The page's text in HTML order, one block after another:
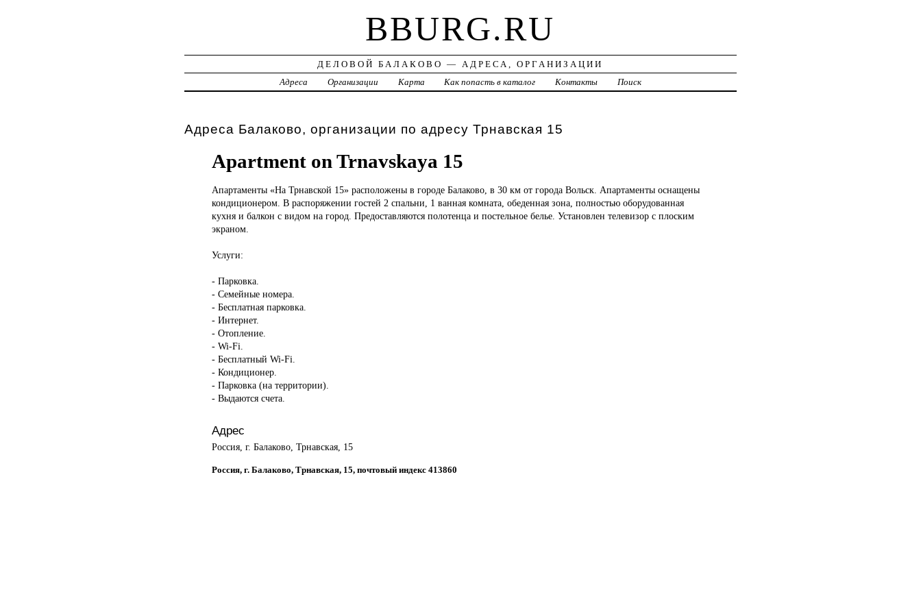
BBURG.RU
ДЕЛОВОЙ БАЛАКОВО — АДРЕСА, ОРГАНИЗАЦИИ
Адреса
Организации Карта Как попасть в каталог Контакты Поиск
Адреса Балаково, организации по адресу Трнавская 15
Apartment on Trnavskaya 15
Апартаменты «На Трнавской 15» расположены в городе Балаково, в 30 км от города Вольск. Апартаменты оснащены
кондиционером. В распоряжении гостей 2 спальни, 1 ванная комната, обеденная зона, полностью оборудованная
кухня и балкон с видом на город. Предоставляются полотенца и постельное белье. Установлен телевизор с плоским
экраном.
Услуги:
- Парковка.
- Семейные номера.
- Бесплатная парковка.
- Интернет.
- Отопление.
- Wi-Fi.
- Бесплатный Wi-Fi.
- Кондиционер.
- Парковка (на территории).
- Выдаются счета.
Адрес
Россия, г. Балаково, Трнавская, 15
Россия, г. Балаково, Трнавская, 15, почтовый индекс 413860